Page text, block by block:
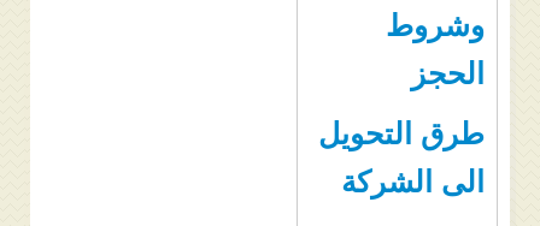
وشروط
الحجز
طرق التحويل
الى الشركة